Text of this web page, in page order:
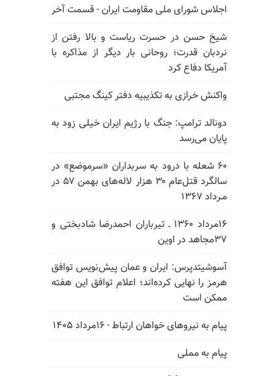
اجلاس شورای ملی مقاومت ایران - قسمت آخر
شیخ حسن در حسرت ریاست و بالا رفتن از
نردبان قدرت؛ روحانی بار دیگر از مذاکره با
آمریکا دفاع کرد
واکنش خرازی به تکذیبیه دفتر کینگ مجتبی
دونالد ترامپ: جنگ با رژیم ایران خیلی زود به
پایان می‌رسد
۶۰ شعله با درود به سربداران «سرموضع» در
سالگرد قتل‌عام ۳۰ هزار لاله‌های بهمن ۵۷ در
مـرداد ۱۳۶۷
۱۶مرداد ۱۳۶۰ ـ تیرباران احمدرضا شادبختی و
۳۷مجاهد در اوین
آسوشیتدپرس: ایران و عمان پیش‌نویس توافق
هرمز را نهایی کرده‌اند؛ اعلام توافق این هفته
ممکن است
پیام به نیروهای خواهان ارتباط - ۱۶مرداد ۱۴۰۵
پیام به مملی